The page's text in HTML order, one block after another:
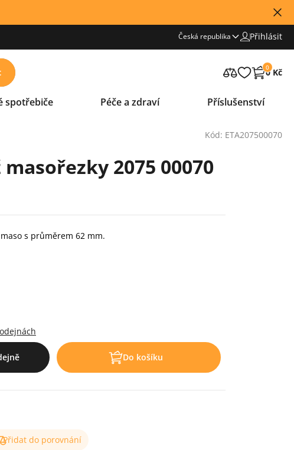
Česká republika Přihlásit
0
0 Kč
spotřebiče Péče a zdraví Příslušenství
Kód: ETA207500070
masořezky 2075 00070
s průměrem 62 mm.
Do košíku
Přidat do porovnání